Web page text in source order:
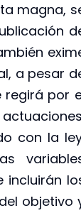
magna,
a pesar
regirá por
con la
incluirán
objetivo